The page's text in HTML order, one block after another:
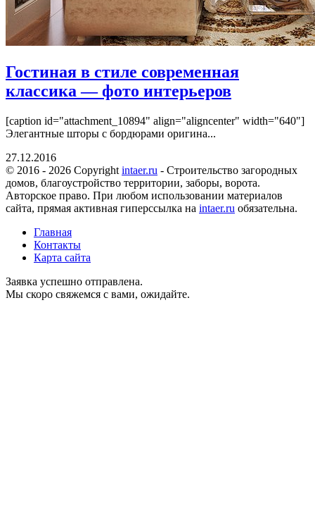
Гостиная в стиле современная
классика — фото интерьеров
[caption id="attachment_10894" align="aligncenter" width="640"]
Элегантные шторы с бордюрами оригина...
27.12.2016
© 2016 - 2026 Copyright intaer.ru - Cтроительство загородных
домов, благоустройство территории, заборы, ворота.
Авторское право. При любом использовании материалов
сайта, прямая активная гиперссылка на intaer.ru обязательна.
Главная
Контакты
Карта сайта
Заявка успешно отправлена.
Мы скоро свяжемся с вами, ожидайте.